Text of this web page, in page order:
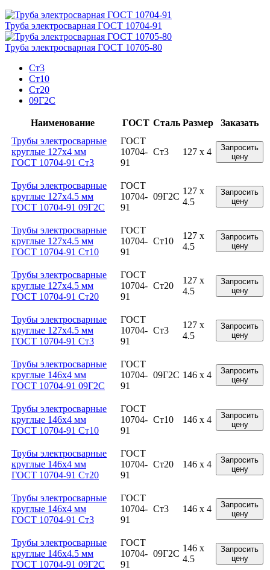
Труба электросварная ГОСТ 10704-91
Труба электросварная ГОСТ 10705-80
Ст3
Ст10
Ст20
09Г2С
Наименование ГОСТ Сталь Размер
Заказать
Трубы электросварные
круглые 127x4 мм
ГОСТ 10704-91 Ст3
ГОСТ
10704-
91
Ст3 127 x 4
Запросить
цену
Трубы электросварные
круглые 127x4.5 мм
ГОСТ 10704-91 09Г2С
ГОСТ
10704-
91
09Г2С
127 x
4.5
Запросить
цену
Трубы электросварные
круглые 127x4.5 мм
ГОСТ 10704-91 Ст10
ГОСТ
10704-
91
Ст10
127 x
4.5
Запросить
цену
Трубы электросварные
круглые 127x4.5 мм
ГОСТ 10704-91 Ст20
ГОСТ
10704-
91
Ст20
127 x
4.5
Запросить
цену
Трубы электросварные
круглые 127x4.5 мм
ГОСТ 10704-91 Ст3
ГОСТ
10704-
91
Ст3
127 x
4.5
Запросить
цену
Трубы электросварные
круглые 146x4 мм
ГОСТ 10704-91 09Г2С
ГОСТ
10704-
91
09Г2С 146 x 4
Запросить
цену
Трубы электросварные
круглые 146x4 мм
ГОСТ 10704-91 Ст10
ГОСТ
10704-
91
Ст10 146 x 4
Запросить
цену
Трубы электросварные
круглые 146x4 мм
ГОСТ 10704-91 Ст20
ГОСТ
10704-
91
Ст20 146 x 4
Запросить
цену
Трубы электросварные
круглые 146x4 мм
ГОСТ 10704-91 Ст3
ГОСТ
10704-
91
Ст3 146 x 4
Запросить
цену
Трубы электросварные
круглые 146x4.5 мм
ГОСТ 10704-91 09Г2С
ГОСТ
10704-
91
09Г2С
146 x
4.5
Запросить
цену